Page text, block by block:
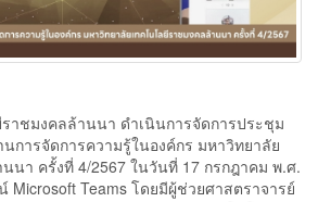
าชมงคลล้านนา ดำเนินการจัดการประชุม
การจัดการความรู้ในองค์กร มหาวิทยาลัย
นา ครั้งที่ 4/2567 ในวันที่ 17 กรกฎาคม พ.ศ.
Microsoft Teams โดยมีผู้ช่วยศาสตราจารย์